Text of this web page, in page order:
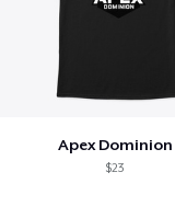
Apex Dominion
$23